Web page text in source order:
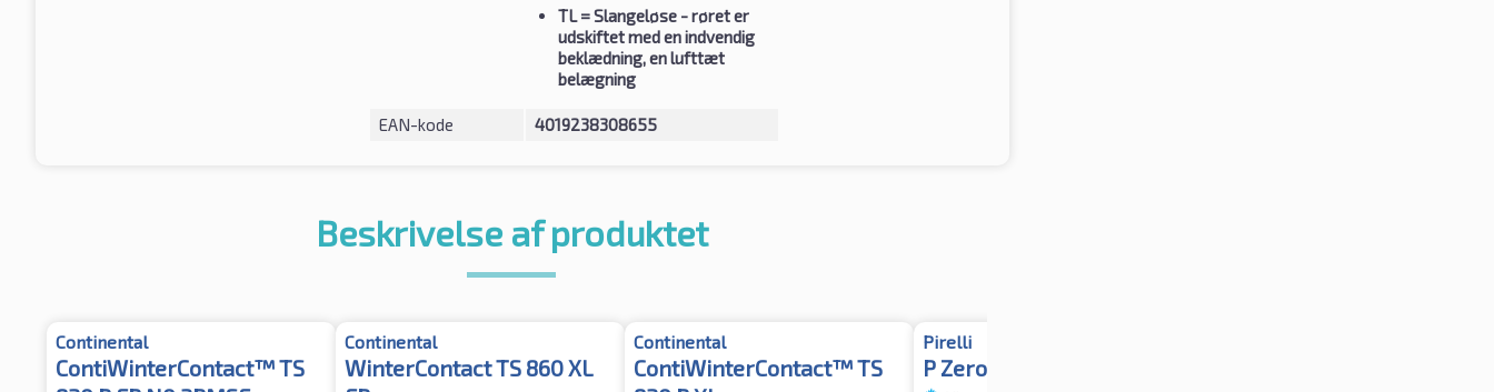
TL= Slangeløse - røret er
udskiftet med en indvendig
beklædning, en lufttæt
belægning
EAN-kode 4019238308655
Beskrivelse af produktet
Continental
ContiWinterContact™ TS
Continental
WinterContact TS 860 XL
Continental
ContiWinterContact™ TS
Pirelli
P Zero Winter N0 3PMSF